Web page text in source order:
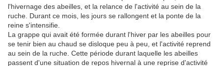
l'hivernage des abeilles, et la relance de l'activité au sein de la
ruche. Durant ce mois, les jours se rallongent et la ponte de la
reine s'intensifie.
La grappe qui avait été formée durant l'hiver par les abeilles pour
se tenir bien au chaud se disloque peu à peu, et l'activité reprend
au sein de la ruche. Cette période durant laquelle les abeilles
passent d'une situation de repos hivernal à une reprise d'activité